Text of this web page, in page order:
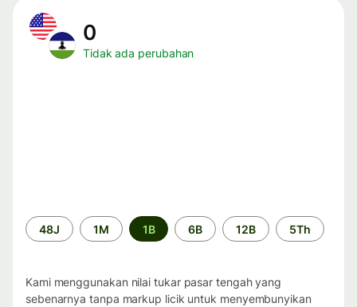
0
Tidak ada perubahan
Periode
waktu
48J 1M 1B 6B 12B 5Th
Kami menggunakan nilai tukar pasar tengah yang
sebenarnya tanpa markup licik untuk menyembunyikan